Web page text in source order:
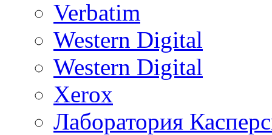
Verbatim
Western Digital
Western Digital
Xerox
Лаборатория